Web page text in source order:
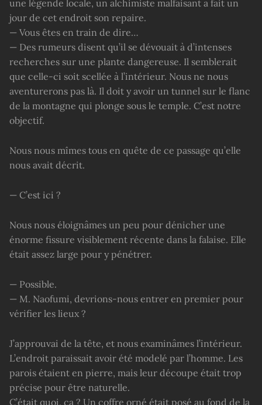
une légende locale, un alchimiste malfaisant a fait un
jour de cet endroit son repaire.
— Vous êtes en train de dire…
— Des rumeurs disent qu’il se dévouait à d’intenses
recherches sur une plante dangereuse. Il semblerait
que celle-ci soit scellée à l’intérieur. Nous ne nous
aventurerons pas là. Il doit y avoir un tunnel sur le flanc
de la montagne qui plonge sous le temple. C’est notre
objectif.
Nous nous mîmes tous en quête de ce passage qu’elle
nous avait décrit.
— C’est ici ?
Nous nous éloignâmes un peu pour dénicher une
énorme fissure visiblement récente dans la falaise. Elle
était assez large pour y pénétrer.
— Possible.
— M. Naofumi, devrions-nous entrer en premier pour
vérifier les lieux ?
J’approuvai de la tête, et nous examinâmes l’intérieur.
L’endroit paraissait avoir été modelé par l’homme. Les
parois étaient en pierre, mais leur découpe était trop
précise pour être naturelle.
C’était quoi, ça ? Un coffre orné était posé au fond de la